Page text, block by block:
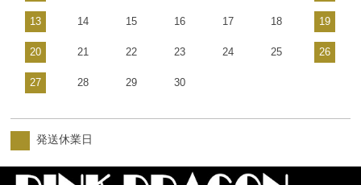
13 14 15 16 17 18 19
20 21 22 23 24 25 26
27 28 29 30
発送休業日